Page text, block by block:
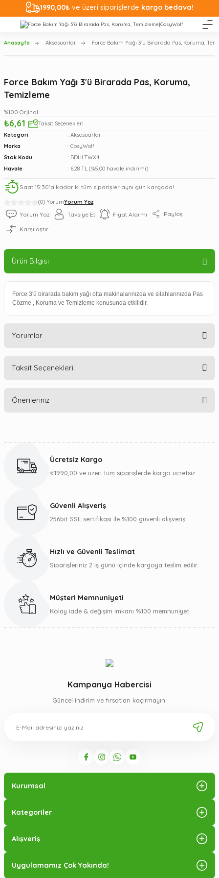
1990,00₺ ve üzeri siparişlerde kargo bedava!
Anasayfa Aksesuarlar Force Bakım Yağı 3'ü Birarada Pas, Koruma,
(0) YorumYorum Yaz
Force Bakım Yağı 3'ü Birarada Pas, Koruma,
Temizleme
%100 Orjinal
₺6,61
Taksit Seçenekleri
Kategori
Aksesuarlar
Marka
CosyWolf
Stok Kodu
BDHLTWX4
Havale
6,28 TL (%5,00 havale indirimi)
Saat 15:30’a kadar ki tüm siparişler aynı gün kargoda!
Yorum Yaz Tavsiye Et Fiyat Alarmı Paylaş
Karşılaştır
Ürün Bilgisi
Force 3'ü birarada bakım yağı olta makinalarınızda ve silahlarınızda Pas
Çözme , Koruma ve Temizleme konusunda etkilidir.
Yorumlar
Taksit Seçenekleri
Önerileriniz
Görüş ve önerileriniz için teşekkür ederiz.
Ürün bilgilerinde hatalar bulunuyor.
Gönder
Ücretsiz Kargo
₺1990,00 ve üzeri tüm siparişlerde kargo ücretsiz
Güvenli Alışveriş
256bit SSL sertifikası ile %100 güvenli alışveriş
Hızlı ve Güvenli Teslimat
Siparişleriniz 2 iş günü içinde kargoya teslim edilir.
Müşteri Memnuniyeti
Kolay iade & değişim imkanı %100 memnuniyet
Kampanya Habercisi
Güncel indirim ve fırsatları kaçırmayın.
Kurumsal
Kategoriler
Alışveriş
Uygulamamız Çok Yakında!